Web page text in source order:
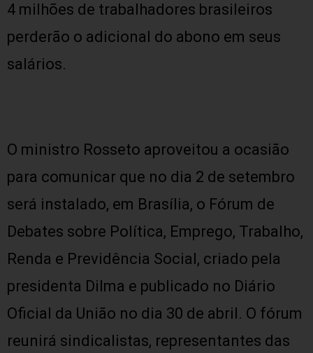
4 milhões de trabalhadores brasileiros
perderão o adicional do abono em seus
salários.
O ministro Rosseto aproveitou a ocasião
para comunicar que no dia 2 de setembro
será instalado, em Brasília, o Fórum de
Debates sobre Política, Emprego, Trabalho,
Renda e Previdência Social, criado pela
presidenta Dilma e publicado no Diário
Oficial da União no dia 30 de abril. O fórum
reunirá sindicalistas, representantes das